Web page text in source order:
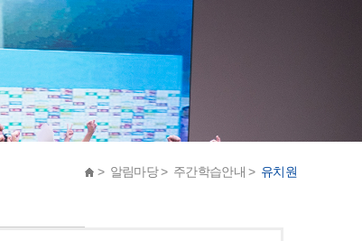
> 알림마당 > 주간학습안내 > 유치원